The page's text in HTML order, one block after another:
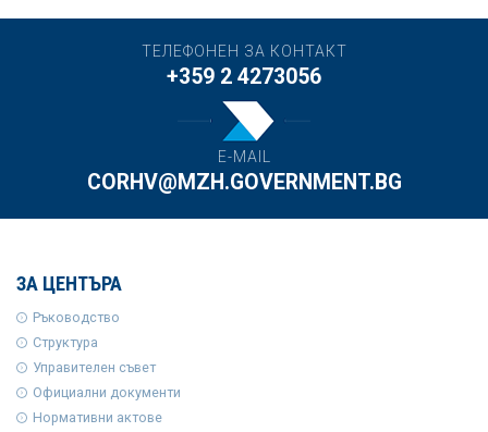
ТЕЛЕФОНЕН ЗА КОНТАКТ
+359 2 4273056
E-MAIL
CORHV@MZH.GOVERNMENT.BG
ЗА ЦЕНТЪРА
Ръководство
Структура
Управителен съвет
Официални документи
Нормативни актове